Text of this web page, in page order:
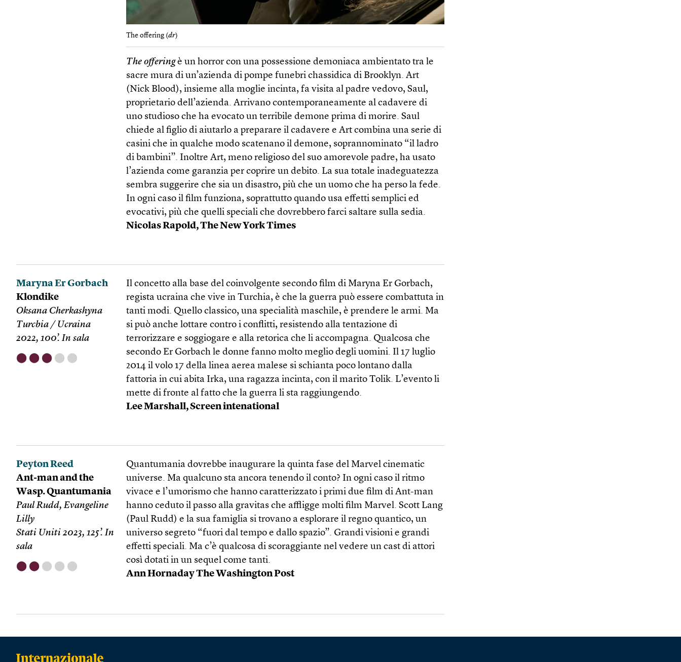
The offering (dr)
The offeringè un horror con una possessione demoniaca ambientato tra le
sacre mura di un’azienda di pompe funebri chassidica di Brooklyn. Art
(Nick Blood), insieme alla moglie incinta, fa visita al padre vedovo, Saul,
proprietario dell’azienda. Arrivano contemporaneamente al cadavere di
uno studioso che ha evocato un terribile demone prima di morire. Saul
chiede al figlio di aiutarlo a preparare il cadavere e Art combina una serie di
casini che in qualche modo scatenano il demone, soprannominato “il ladro
di bambini”. Inoltre Art, meno religioso del suo amorevole padre, ha usato
l’azienda come garanzia per coprire un debito. La sua totale inadeguatezza
sembra suggerire che sia un disastro, più che un uomo che ha perso la fede.
In ogni caso il film funziona, soprattutto quando usa effetti semplici ed
evocativi, più che quelli speciali che dovrebbero farci saltare sulla sedia.
Nicolas Rapold, The New York Times
Maryna Er Gorbach
Klondike
Oksana Cherkashyna
Turcbia / Ucraina
2022, 100’. In sala
⬤ ⬤ ⬤ ⬤ ⬤
Il concetto alla base del coinvolgente secondo film di Maryna Er Gorbach,
regista ucraina che vive in Turchia, è che la guerra può essere combattuta in
tanti modi. Quello classico, una specialità maschile, è prendere le armi. Ma
si può anche lottare contro i conflitti, resistendo alla tentazione di
terrorizzare e soggiogare e alla retorica che li accompagna. Qualcosa che
secondo Er Gorbach le donne fanno molto meglio degli uomini. Il 17 luglio
2014 il volo 17 della linea aerea malese si schianta poco lontano dalla
fattoria in cui abita Irka, una ragazza incinta, con il marito Tolik. L’evento li
mette di fronte al fatto che la guerra li sta raggiungendo.
Lee Marshall, Screen intenational
Peyton Reed
Ant-man and the
Wasp. Quantumania
Paul Rudd, Evangeline
Lilly
Stati Uniti 2023, 125’. In
sala
⬤ ⬤ ⬤ ⬤ ⬤
Quantumania dovrebbe inaugurare la quinta fase del Marvel cinematic
universe. Ma qualcuno sta ancora tenendo il conto? In ogni caso il ritmo
vivace e l’umorismo che hanno caratterizzato i primi due film di Ant-man
hanno ceduto il passo alla gravitas che affligge molti film Marvel. Scott Lang
(Paul Rudd) e la sua famiglia si trovano a esplorare il regno quantico, un
universo segreto “fuori dal tempo e dallo spazio”. Grandi visioni e grandi
effetti speciali. Ma c’è qualcosa di scoraggiante nel vedere un cast di attori
così dotati in un sequel come tanti.
Ann Hornaday The Washington Post